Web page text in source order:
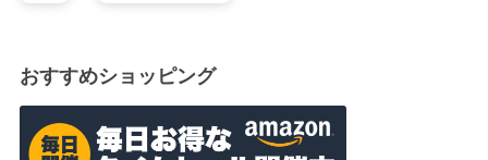
おすすめショッピング